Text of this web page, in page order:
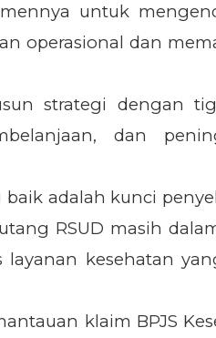
untuk
operasional dan
strategi dengan
dan
adalah kunci
RSUD masih
kesehatan
klaim BPJS